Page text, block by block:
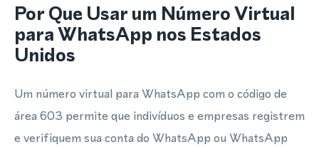
Por Que Usar um Número Virtual
para WhatsApp nos Estados
Unidos
Um número virtual para WhatsApp com o código de
área 603 permite que indivíduos e empresas registrem
e verifiquem sua conta do WhatsApp ou WhatsApp